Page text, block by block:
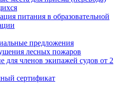
питания в образовательной
предложения
лесных пожаров
для членов экипажей судов от 2
сертификат